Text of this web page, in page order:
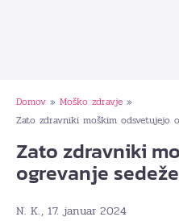
Domov » Moško zdravje »
Zato zdravniki moškim odsvetujejo
Zato zdravniki
ogrevanje
N. K., 17. januar 2024